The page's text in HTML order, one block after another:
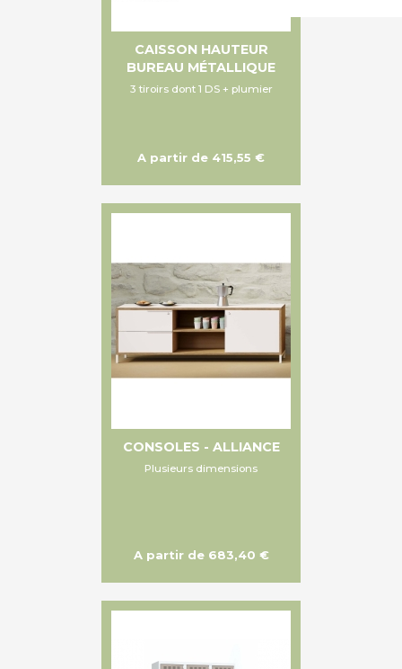
CAISSON HAUTEUR
BUREAU MÉTALLIQUE
3 tiroirs dont 1 DS + plumier
A partir de 415,55 €
CONSOLES - ALLIANCE
Plusieurs dimensions
A partir de 683,40 €